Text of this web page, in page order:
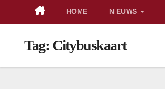
HOME NIEUWS
Tag: Citybuskaart